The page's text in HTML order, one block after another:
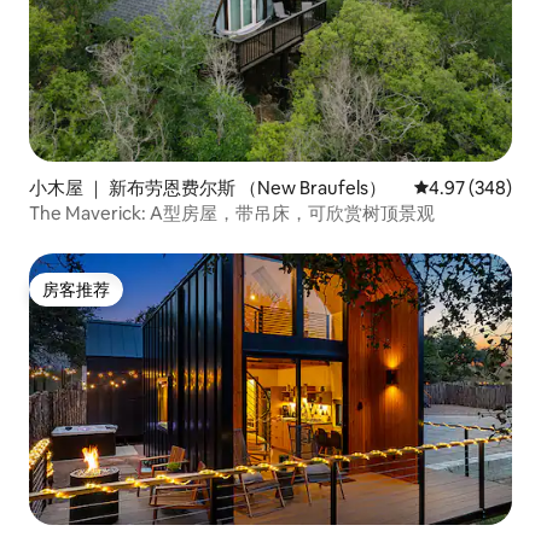
小木屋 ｜ 新布劳恩费尔斯 （New Braufels） 平均评分 4.97
4.97 (348)
The Maverick: A型房屋，带吊床，可欣赏树顶景观
房客推荐
房客推荐